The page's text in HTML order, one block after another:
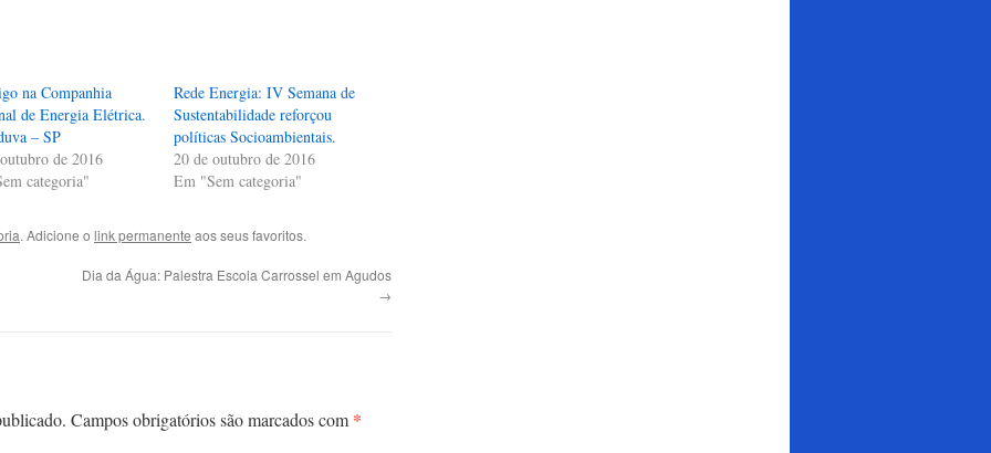
na Companhia
de Energia Elétrica.
– SP
de 2016
categoria"
Rede Energia: IV Semana de
Sustentabilidade reforçou
políticas Socioambientais.
20 de outubro de 2016
Em "Sem categoria"
. Adicione o link permanente aos seus favoritos.
Dia da Água: Palestra Escola Carrossel em Agudos
→
Campos obrigatórios são marcados com *